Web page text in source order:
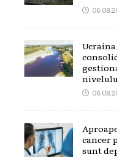
cancer
sunt